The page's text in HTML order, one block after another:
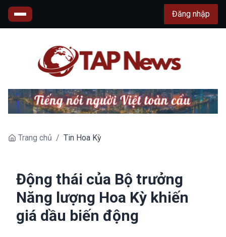
Đăng nhập
Trang chủ / Tin Hoa Kỳ
Động thái của Bộ trưởng
Năng lượng Hoa Kỳ khiến
giá dầu biến động